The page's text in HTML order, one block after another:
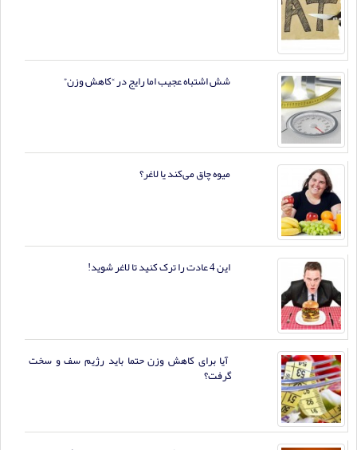
شش اشتباه عجیب اما رایج در “کاهش وزن”
میوه چاق می‌کند یا لاغر؟
این 4 عادت را ترک کنید تا لاغر شوید!
آیا برای کاهش وزن حتما باید رژیم سف و سخت
گرفت؟